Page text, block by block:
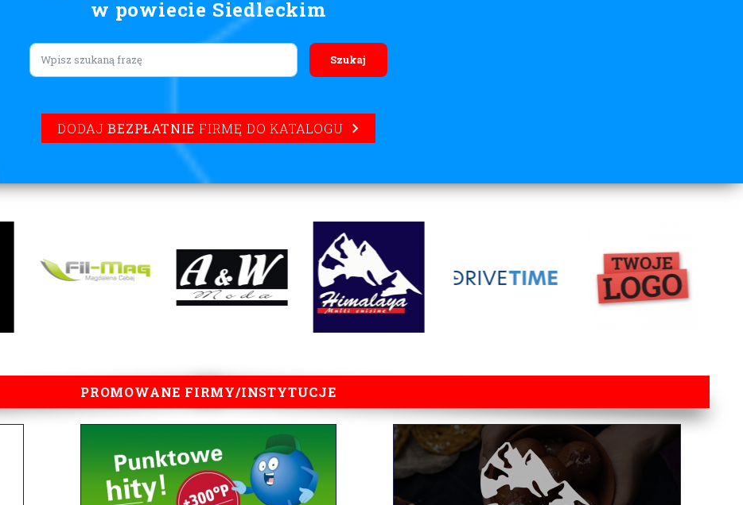
w powiecie Siedleckim
Lorem ipsum
DODAJBEZPŁATNIE FIRMĘ DO KATALOGU
PROMOWANE FIRMY/INSTYTUCJE